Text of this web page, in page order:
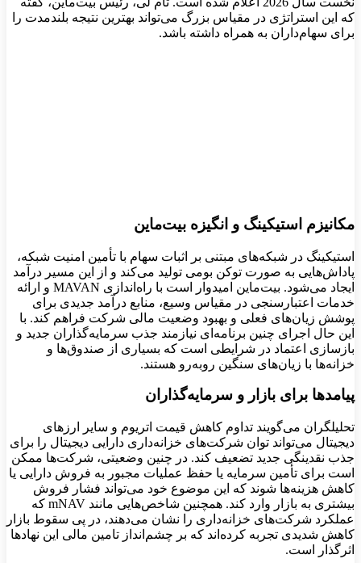
که این استراتژی در مقیاس بزرگ می‌تواند بهترین نتیجه بلندمدت را
برای سهام‌داران به همراه داشته باشد.
مکانیزم استیکینگ و انگیزه بیت‌ماین
استیکینگ در شبکه‌های مبتنی بر اثبات سهام با تأمین امنیت شبکه،
پاداش‌هایی به صورت توکن بومی تولید می‌کند و از این مسیر درآمد
ایجاد می‌شود. بیت‌ماین امیدوار است با راه‌اندازی MAVAN و ارائه
خدمات اعتبارسنجی در مقیاس وسیع، منابع درآمد جدیدی برای
پوشش زیان‌های فعلی و بهبود وضعیت مالی شرکت فراهم کند. با
این حال اجرای چنین برنامه‌ای نیازمند جذب سرمایه‌گذاران جدید و
بازسازی اعتماد در شرایطی است که بسیاری از صندوق‌ها و
خزانه‌ها با زیان‌های سنگین روبه‌رو هستند.
پیامدها برای بازار و سرمایه‌گذاران
تحلیلگران می‌گویند تداوم کاهش قیمت اتریوم و سایر ارزهای
دیجیتال می‌تواند توان شرکت‌های خزانه‌داری دارایی دیجیتال را برای
جذب نقدینگی جدید تضعیف کند. در چنین وضعیتی، شرکت‌ها ممکن
است برای تأمین سرمایه یا حفظ عملیات مجبور به فروش دارایی یا
کاهش هزینه‌ها شوند که این موضوع خود می‌تواند فشار فروش
بیشتری به بازار وارد کند. همچنین شاخص‌هایی مانند mNAV که
عملکرد شرکت‌های خزانه‌داری را نشان می‌دهند، در پی سقوط بازار
کاهش شدیدی تجربه کرده‌اند که بر چشم‌انداز تامین مالی این نهادها
اثرگذار است.